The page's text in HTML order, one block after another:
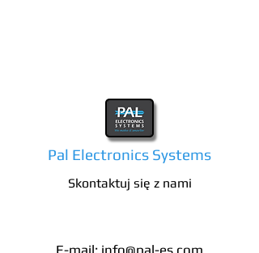
Pal Electronics Systems
Skontaktuj się z nami
E-mail: info@pal-es.com